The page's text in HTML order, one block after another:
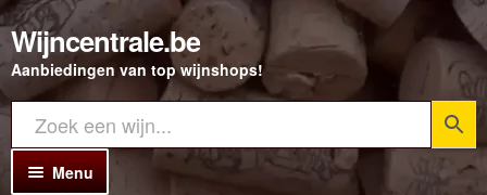
Ga
door
naar
navigatie
Ga
direct
naar
inhoud
Wijncentrale.be
Aanbiedingen van top wijnshops!
Menu